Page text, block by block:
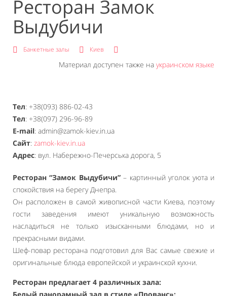
Ресторан Замок
Выдубичи
Банкетные залы Киев
Материал доступен также на украинском языке
Тел: +38(093) 886-02-43
Тел: +38(097) 296-96-89
E-mail: admin@zamok-kiev.in.ua
Сайт: zamok-kiev.in.ua
Адрес: вул. Набережно-Печерська дорога, 5
Ресторан “Замок Выдубичи”– картинный уголок уюта и
спокойствия на берегу Днепра.
Он расположен в самой живописной части Киева, поэтому
гости заведения имеют уникальную возможность
насладиться не только изысканными блюдами, но и
прекрасными видами.
Шеф-повар ресторана подготовил для Вас самые свежие и
оригинальные блюда европейской и украинской кухни.
Ресторан предлагает 4 различных зала: